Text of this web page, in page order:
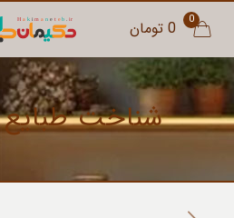
0 0 تومان
شناخت طبایع